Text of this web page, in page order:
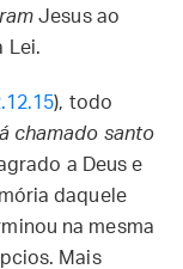
Jesus ao
Lei.
), todo
chamado santo
a Deus e
daquele
na mesma
Mais